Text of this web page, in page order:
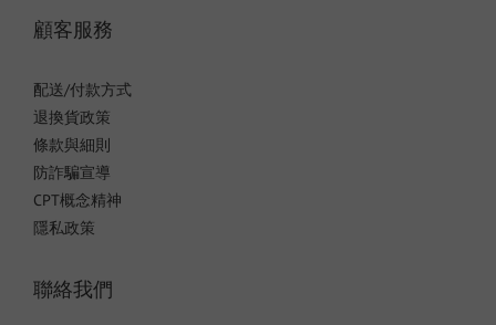
顧客服務
配送/付款方式
退換貨政策
條款與細則
防詐騙宣導
CPT概念精神
隱私政策
聯絡我們